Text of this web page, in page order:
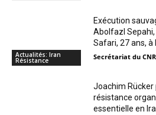
Actualités: Iran
Résistance
Exécution
Abolfazl
Safari, 27 ans, à
Secrétariat du
Joachim Rücker
résistance
essentielle en